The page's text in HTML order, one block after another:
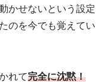
かせないという設定
のを今でも覚えてい
れて完全に沈黙！